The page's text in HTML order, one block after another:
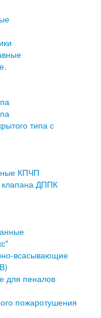
типа с
КПЧП
клапана ДППК
всасывающие
для пеналов
пожаротушения